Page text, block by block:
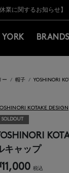
）以上のお買上げで
お知らせ】(2026.8.7)
業に関するお知らせ】
止のお知らせ】（
るお荷物のお届けにつ
ご案内・ご注意事項
）以上のお買上げで
お知らせ】(2026.8.7)
YORK BRANDS
ー 帽子 YOSHINORI
KOTAKE DESIGN
SOLDOUT
キャップ
税込